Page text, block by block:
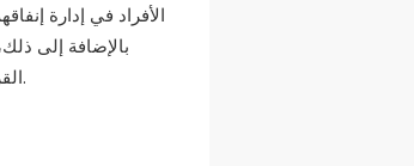
الأفراد في إدارة
بالإضافة إلى
القرارات المالية. يؤدي التعرف على هذه المعتقدات وتعديلها إلى تحسين النتائج المالية والاستقرار.